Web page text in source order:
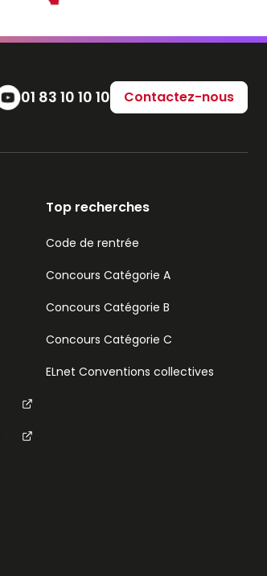
Numéro de téléphone
01 83 10 10 10 Contactez-nous
Top recherches
Code de rentrée
Concours Catégorie A
Concours Catégorie B
Concours Catégorie C
ELnet Conventions collectives